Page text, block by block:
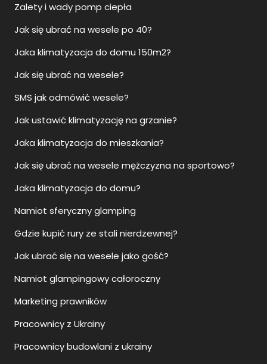
Zalety i wady pomp ciepła
Jak się ubrać na wesele po 40?
Jaka klimatyzacja do domu 150m2?
Jak się ubrać na wesele?
SMS jak odmówić wesele?
Jak ustawić klimatyzację na grzanie?
Jaka klimatyzacja do mieszkania?
Jak się ubrać na wesele mężczyzna na sportowo?
Jaka klimatyzacja do domu?
Namiot sferyczny glamping
Gdzie kupić rury ze stali nierdzewnej?
Jak ubrać się na wesele jako gość?
Namiot glampingowy całoroczny
Marketing prawników
Pracownicy z Ukrainy
Pracownicy budowlani z ukrainy